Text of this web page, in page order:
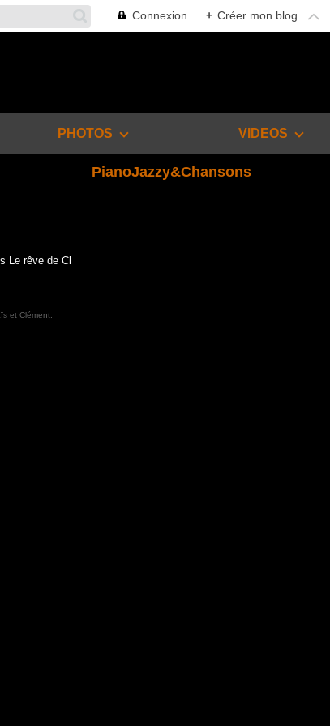
Connexion + Créer mon blog
PHOTOS VIDEOS
Le rêve de Cl
et Clément
PianoJazzy&Chansons